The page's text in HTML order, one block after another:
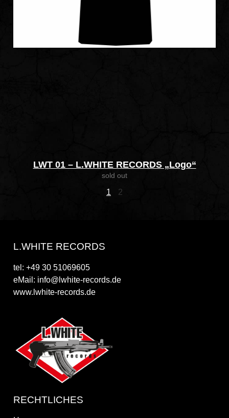
LWT 01 – L.WHITE RECORDS „Logo“
sold out
1 2
L.WHITE RECORDS
tel: +49 30 51069605
eMail: info@lwhite-records.de
www.lwhite-records.de
RECHTLICHES